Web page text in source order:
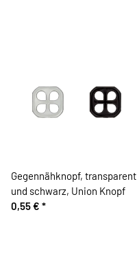
Gegennähknopf, transparent
und schwarz, Union Knopf
0,55 € *